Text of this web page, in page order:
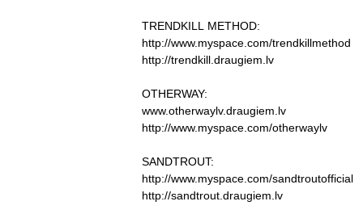
TRENDKILL METHOD:
http://www.myspace.com/trendkillmethod
http://trendkill.draugiem.lv
OTHERWAY:
www.otherwaylv.draugiem.lv
http://www.myspace.com/otherwaylv
SANDTROUT:
http://www.myspace.com/sandtroutofficial
http://sandtrout.draugiem.lv